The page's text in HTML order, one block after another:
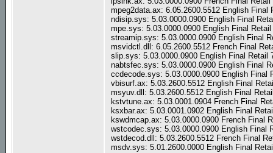
mpeg2data.ax: 6.05.2600.5512 English Final
ndisip.sys: 5.03.0000.0900 English Final
mpe.sys: 5.03.0000.0900 English Final
streamip.sys: 5.03.0000.0900 English Final
msvidctl.dll: 6.05.2600.5512 French Final
slip.sys: 5.03.0000.0900 English Final Retail
nabtsfec.sys: 5.03.0000.0900 English Final
ccdecode.sys: 5.03.0000.0900 English Final
vbisurf.ax: 5.03.2600.5512 English Final
msyuv.dll: 5.03.2600.5512 English Final
kstvtune.ax: 5.03.0001.0904 French Final
ksxbar.ax: 5.03.0001.0902 English Final
kswdmcap.ax: 5.03.0000.0900 French Final
wstcodec.sys: 5.03.0000.0900 English Final
wstdecod.dll: 5.03.2600.5512 French Final
msdv.sys: 5.01.2600.0000 English Final